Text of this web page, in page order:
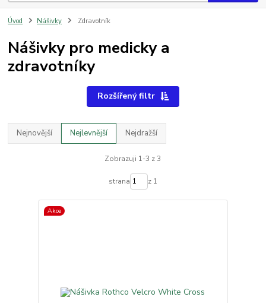
Úvod Nášivky Zdravotník
Nášivky pro medicky a
zdravotníky
Rozšířený filtr
Nejnovější Nejlevnější Nejdražší
Zobrazuji 1-3 z 3
strana z 1
Akce